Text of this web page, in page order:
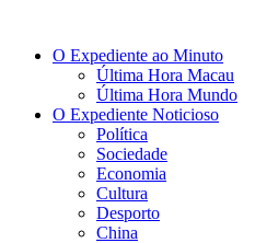
O Expediente ao Minuto
Última Hora Macau
Última Hora Mundo
O Expediente Noticioso
Política
Sociedade
Economia
Cultura
Desporto
China